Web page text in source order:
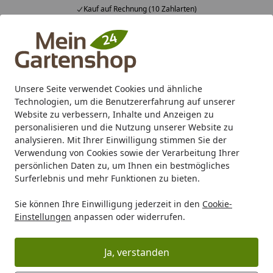
Unsere Seite verwendet Cookies und ähnliche
Technologien, um die Benutzererfahrung auf unserer
Website zu verbessern, Inhalte und Anzeigen zu
personalisieren und die Nutzung unserer Website zu
analysieren. Mit Ihrer Einwilligung stimmen Sie der
Verwendung von Cookies sowie der Verarbeitung Ihrer
persönlichen Daten zu, um Ihnen ein bestmögliches
Surferlebnis und mehr Funktionen zu bieten.
Sie können Ihre Einwilligung jederzeit in den Cookie-
Einstellungen anpassen oder widerrufen.
Ja, verstanden
Kauf auf Rechnung (10 Zahlarten)
Alle Produkte
Mein Konto
Suchen
Karibu Pools inkl. gratis Sandfilteranlage & Pool-
Starterset (Gesamtwert bis 468,99€)
Startseite
Grill Grill Marken Yeti YETI Kühlbox & Kühltasche
YETI Kühlbox & Kühltasche
Ihre Artikelübersicht